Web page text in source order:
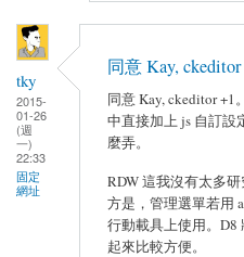
tky
2015-
01-26
(週
一)
22:33
固定
網址
同意 Kay,
同意 Kay, ckeditor
中直接加上 js 自訂設
麼弄。
RDW 這我沒有太多
方是，管理選單若用
行動載具上使用。D8
起來比較方便。